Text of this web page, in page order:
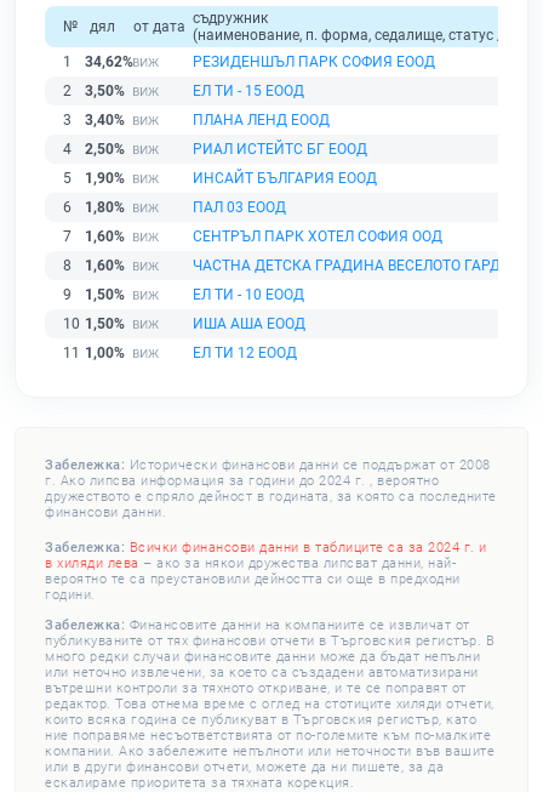
№ дял от дата съдружник
(наименование, п. форма, седалище, статус /
1
34,62%
РЕЗИДЕНШЪЛ ПАРК СОФИЯ ЕООД
2
3,50%
ЕЛ ТИ - 15 ЕООД
3
3,40%
ПЛАНА ЛЕНД ЕООД
4
2,50%
РИАЛ ИСТЕЙТС БГ ЕООД
5
1,90%
ИНСАЙТ БЪЛГАРИЯ ЕООД
6
1,80%
ПАЛ 03 ЕООД
7
1,60%
СЕНТРЪЛ ПАРК ХОТЕЛ СОФИЯ ООД
8
1,60%
ЧАСТНА ДЕТСКА ГРАДИНА ВЕСЕЛОТО ГАРДЖЕ
9
1,50%
ЕЛ ТИ - 10 ЕООД
10 1,50%
ИША АША ЕООД
11 1,00% ЕЛ ТИ 12 ЕООД
Забележка: Исторически финансови данни се поддържат от 2008
г. Ако липсва информация за години до 2024 г. , вероятно
дружеството е спряло дейност в годината, за която са последните
финансови данни.
Забележка: Всички финансови данни в таблиците са за 2024 г. и
в хиляди лева – ако за някои дружества липсват данни, най-
вероятно те са преустановили дейността си още в предходни
години.
Забележка: Финансовите данни на компаниите се извличат от
публикуваните от тях финансови отчети в Търговския регистър. В
много редки случаи финансовите данни може да бъдат непълни
или неточно извлечени, за което са създадени автоматизирани
вътрешни контроли за тяхното откриване, и те се поправят от
редактор. Това отнема време с оглед на стотиците хиляди отчети,
които всяка година се публикуват в Търговския регистър, като
ние поправяме несъответствията от по-големите към по-малките
компании. Ако забележите непълноти или неточности във вашите
или в други финансови отчети, можете да ни пишете, за да
ескалираме приоритета за тяхната корекция.